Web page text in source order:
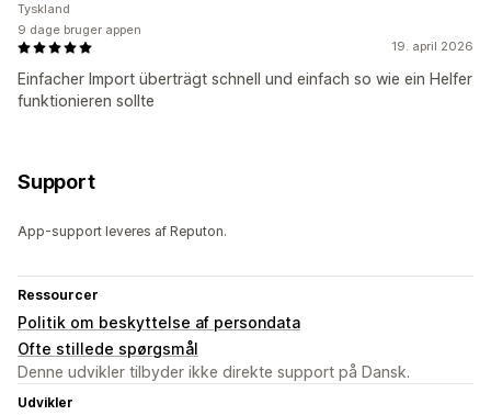
19. april 2026
Einfacher Import überträgt schnell und einfach so wie ein Helfer
funktionieren sollte
Tyskland
9 dage bruger appen
Support
App-support leveres af Reputon.
Ressourcer
Politik om beskyttelse af persondata
Ofte stillede spørgsmål
Denne udvikler tilbyder ikke direkte support på Dansk.
Udvikler